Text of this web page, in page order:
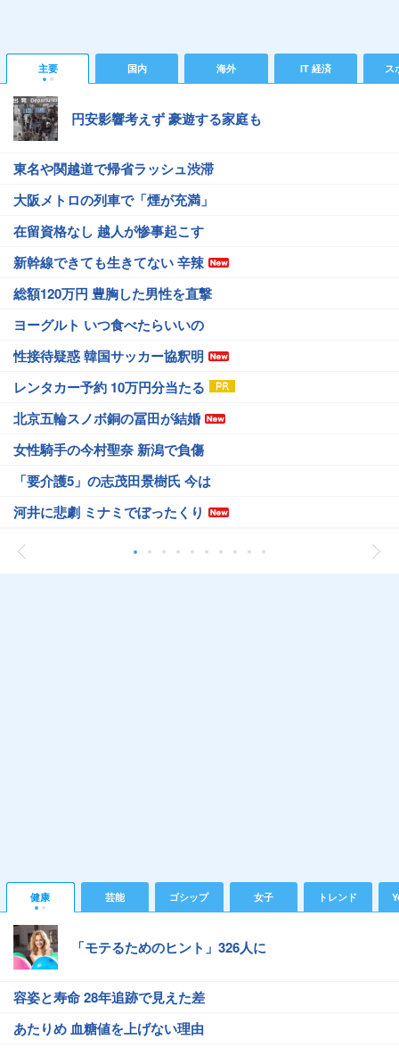
主要 国内 海外 IT 経済 ス
円安影響考えず 豪遊する家庭も
東名や関越道で帰省ラッシュ渋滞
大阪メトロの列車で「煙が充満」
在留資格なし 越人が惨事起こす
新幹線できても生きてない 辛辣
総額120万円 豊胸した男性を直撃
ヨーグルト いつ食べたらいいの
性接待疑惑 韓国サッカー協釈明
レンタカー予約 10万円分当たる
北京五輪スノボ銅の冨田が結婚
女性騎手の今村聖奈 新潟で負傷
「要介護5」の志茂田景樹氏 今は
河井に悲劇 ミナミでぼったくり
健康 芸能 ゴシップ 女子 トレンド
「モテるためのヒント」326人に
容姿と寿命 28年追跡で見えた差
あたりめ 血糖値を上げない理由